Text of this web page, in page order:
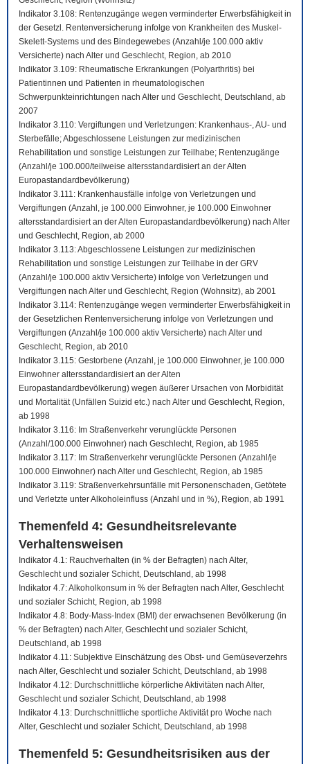
Indikator 3.108: Rentenzugänge wegen verminderter Erwerbsfähigkeit in
der Gesetzl. Rentenversicherung infolge von Krankheiten des Muskel-
Skelett-Systems und des Bindegewebes (Anzahl/je 100.000 aktiv
Versicherte) nach Alter und Geschlecht, Region, ab 2010
Indikator 3.109: Rheumatische Erkrankungen (Polyarthritis) bei
Patientinnen und Patienten in rheumatologischen
Schwerpunkteinrichtungen nach Alter und Geschlecht, Deutschland, ab
2007
Indikator 3.110: Vergiftungen und Verletzungen: Krankenhaus-, AU- und
Sterbefälle; Abgeschlossene Leistungen zur medizinischen
Rehabilitation und sonstige Leistungen zur Teilhabe; Rentenzugänge
(Anzahl/je 100.000/teilweise altersstandardisiert an der Alten
Europastandardbevölkerung)
Indikator 3.111: Krankenhausfälle infolge von Verletzungen und
Vergiftungen (Anzahl, je 100.000 Einwohner, je 100.000 Einwohner
altersstandardisiert an der Alten Europastandardbevölkerung) nach Alter
und Geschlecht, Region, ab 2000
Indikator 3.113: Abgeschlossene Leistungen zur medizinischen
Rehabilitation und sonstige Leistungen zur Teilhabe in der GRV
(Anzahl/je 100.000 aktiv Versicherte) infolge von Verletzungen und
Vergiftungen nach Alter und Geschlecht, Region (Wohnsitz), ab 2001
Indikator 3.114: Rentenzugänge wegen verminderter Erwerbsfähigkeit in
der Gesetzlichen Rentenversicherung infolge von Verletzungen und
Vergiftungen (Anzahl/je 100.000 aktiv Versicherte) nach Alter und
Geschlecht, Region, ab 2010
Indikator 3.115: Gestorbene (Anzahl, je 100.000 Einwohner, je 100.000
Einwohner altersstandardisiert an der Alten
Europastandardbevölkerung) wegen äußerer Ursachen von Morbidität
und Mortalität (Unfällen Suizid etc.) nach Alter und Geschlecht, Region,
ab 1998
Indikator 3.116: Im Straßenverkehr verunglückte Personen
(Anzahl/100.000 Einwohner) nach Geschlecht, Region, ab 1985
Indikator 3.117: Im Straßenverkehr verunglückte Personen (Anzahl/je
100.000 Einwohner) nach Alter und Geschlecht, Region, ab 1985
Indikator 3.119: Straßenverkehrsunfälle mit Personenschaden, Getötete
und Verletzte unter Alkoholeinfluss (Anzahl und in %), Region, ab 1991
Themenfeld 4: Gesundheitsrelevante
Verhaltensweisen
Indikator 4.1: Rauchverhalten (in % der Befragten) nach Alter,
Geschlecht und sozialer Schicht, Deutschland, ab 1998
Indikator 4.7: Alkoholkonsum in % der Befragten nach Alter, Geschlecht
und sozialer Schicht, Region, ab 1998
Indikator 4.8: Body-Mass-Index (BMI) der erwachsenen Bevölkerung (in
% der Befragten) nach Alter, Geschlecht und sozialer Schicht,
Deutschland, ab 1998
Indikator 4.11: Subjektive Einschätzung des Obst- und Gemüseverzehrs
nach Alter, Geschlecht und sozialer Schicht, Deutschland, ab 1998
Indikator 4.12: Durchschnittliche körperliche Aktivitäten nach Alter,
Geschlecht und sozialer Schicht, Deutschland, ab 1998
Indikator 4.13: Durchschnittliche sportliche Aktivität pro Woche nach
Alter, Geschlecht und sozialer Schicht, Deutschland, ab 1998
Themenfeld 5: Gesundheitsrisiken aus der